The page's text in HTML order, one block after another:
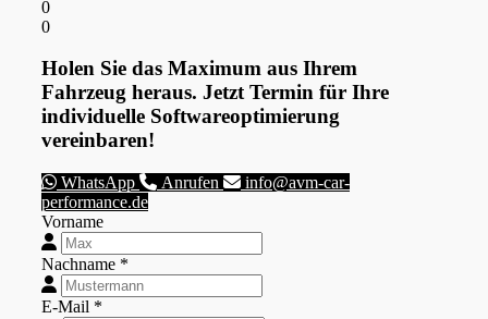
0
0
Holen Sie das Maximum aus Ihrem
Fahrzeug heraus. Jetzt Termin für Ihre
individuelle Softwareoptimierung
vereinbaren!
WhatsApp Anrufen
info@avm-car-
performance.de
Vorname
Nachname *
E-Mail *